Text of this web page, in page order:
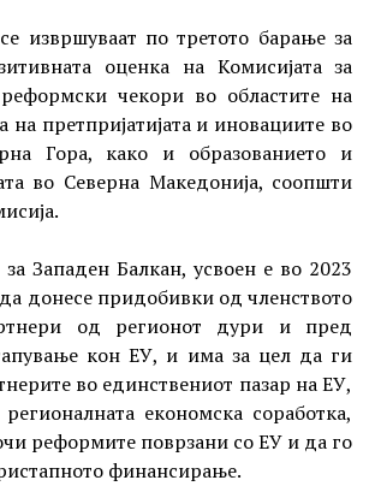
извршуваат по третото барање за
оценка на Комисијата за
чекори во областите на
на претпријатијата и иновациите во
Гора, како и образованието и
во Северна Македонија, соопшти
Западен Балкан, усвоен е во 2023
донесе придобивки од членството
од регионот дури и пред
кон ЕУ, и има за цел да ги
во единствениот пазар на ЕУ,
економска соработка,
реформите поврзани со ЕУ и да го
финансирање.